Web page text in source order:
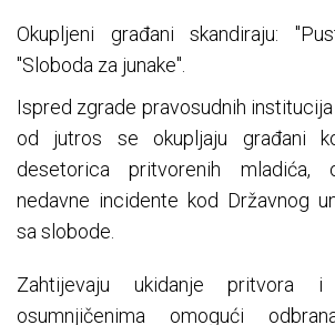
Okupljeni građani skandiraju:
"Sloboda za junake".
Ispred zgrade pravosudnih
od jutros se okupljaju građani
desetorica pritvorenih mladića,
nedavne incidente kod Državnog
sa slobode.
Zahtijevaju ukidanje
osumnjičenima omogući